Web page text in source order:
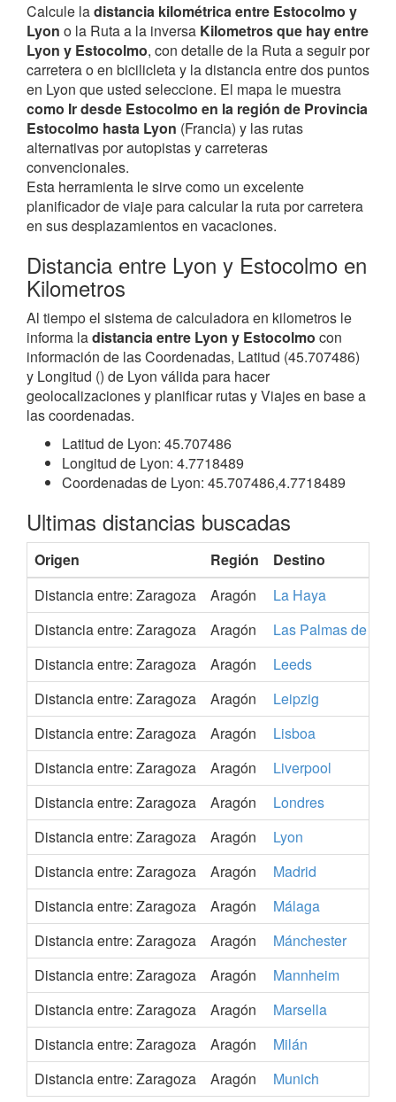
Calcule ladistancia kilométrica entre Estocolmo y
Lyon o la Ruta a la inversa Kilometros que hay entre
Lyon y Estocolmo, con detalle de la Ruta a seguir por
carretera o en bicilicleta y la distancia entre dos puntos
en Lyon que usted seleccione. El mapa le muestra
como Ir desde Estocolmo en la región de Provincia
Estocolmo hasta Lyon (Francia) y las rutas
alternativas por autopistas y carreteras
convencionales.
Esta herramienta le sirve como un excelente
planificador de viaje para calcular la ruta por carretera
en sus desplazamientos en vacaciones.
Distancia entre Lyon y Estocolmo en
Kilometros
Al tiempo el sistema de calculadora en kilometros le
informa ladistancia entre Lyon y Estocolmo con
información de las Coordenadas, Latitud (45.707486)
y Longitud () de Lyon válida para hacer
geolocalizaciones y planificar rutas y Viajes en base a
las coordenadas.
Latitud de Lyon: 45.707486
Longitud de Lyon: 4.7718489
Coordenadas de Lyon: 45.707486,4.7718489
Ultimas distancias buscadas
Origen Región
Destino
Distancia entre: Zaragoza
Aragón
La Haya
Distancia entre: Zaragoza
Aragón
Las Palmas de
Distancia entre: Zaragoza
Aragón
Leeds
Distancia entre: Zaragoza
Aragón
Leipzig
Distancia entre: Zaragoza
Aragón
Lisboa
Distancia entre: Zaragoza
Aragón
Liverpool
Distancia entre: Zaragoza
Aragón
Londres
Distancia entre: Zaragoza
Aragón
Lyon
Distancia entre: Zaragoza
Aragón
Madrid
Distancia entre: Zaragoza
Aragón
Málaga
Distancia entre: Zaragoza
Aragón
Mánchester
Distancia entre: Zaragoza
Aragón
Mannheim
Distancia entre: Zaragoza
Aragón
Marsella
Distancia entre: Zaragoza
Aragón
Milán
Distancia entre: Zaragoza
Aragón Munich